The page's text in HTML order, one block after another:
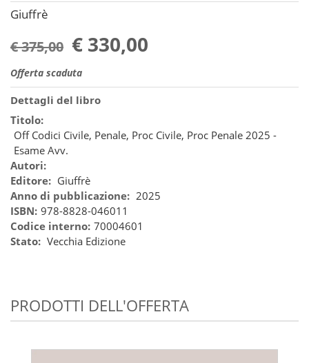
Giuffrè
€ 375,00 € 330,00
Offerta scaduta
Dettagli del libro
Titolo:
Off Codici Civile, Penale, Proc Civile, Proc Penale 2025 -
Esame Avv.
Autori:
Editore: Giuffrè
Anno di pubblicazione: 2025
ISBN: 978-8828-046011
Codice interno: 70004601
Stato: Vecchia Edizione
PRODOTTI DELL'OFFERTA